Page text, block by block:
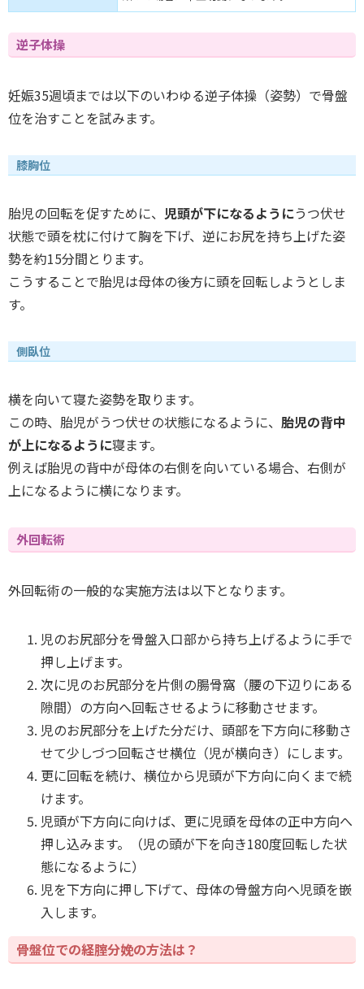
逆子体操
妊娠35週頃までは以下のいわゆる逆子体操（姿勢）で骨盤
位を治すことを試みます。
膝胸位
胎児の回転を促すために、 児頭が下になるようにうつ伏せ
状態で頭を枕に付けて胸を下げ、逆にお尻を持ち上げた姿
勢を約15分間とります。
こうすることで胎児は母体の後方に頭を回転しようとしま
す。
側臥位
横を向いて寝た姿勢を取ります。
この時、胎児がうつ伏せの状態になるように、 胎児の背中
が上になるように寝ます。
例えば胎児の背中が母体の右側を向いている場合、右側が
上になるように横になります。
外回転術
外回転術の一般的な実施方法は以下となります。
児のお尻部分を骨盤入口部から持ち上げるように手で
押し上げます。
次に児のお尻部分を片側の腸骨窩（腰の下辺りにある
隙間）の方向へ回転させるように移動させます。
児のお尻部分を上げた分だけ、頭部を下方向に移動さ
せて少しづつ回転させ横位（児が横向き）にします。
更に回転を続け、横位から児頭が下方向に向くまで続
けます。
児頭が下方向に向けば、更に児頭を母体の正中方向へ
押し込みます。（児の頭が下を向き180度回転した状
態になるように）
児を下方向に押し下げて、母体の骨盤方向へ児頭を嵌
入します。
骨盤位での経腟分娩の方法は？